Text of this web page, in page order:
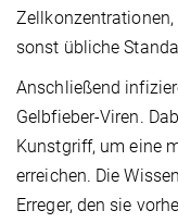
sonst übliche
Anschließend
Gelbfieber-Viren.
Kunstgriff, um eine
erreichen. Die
Erreger, den sie